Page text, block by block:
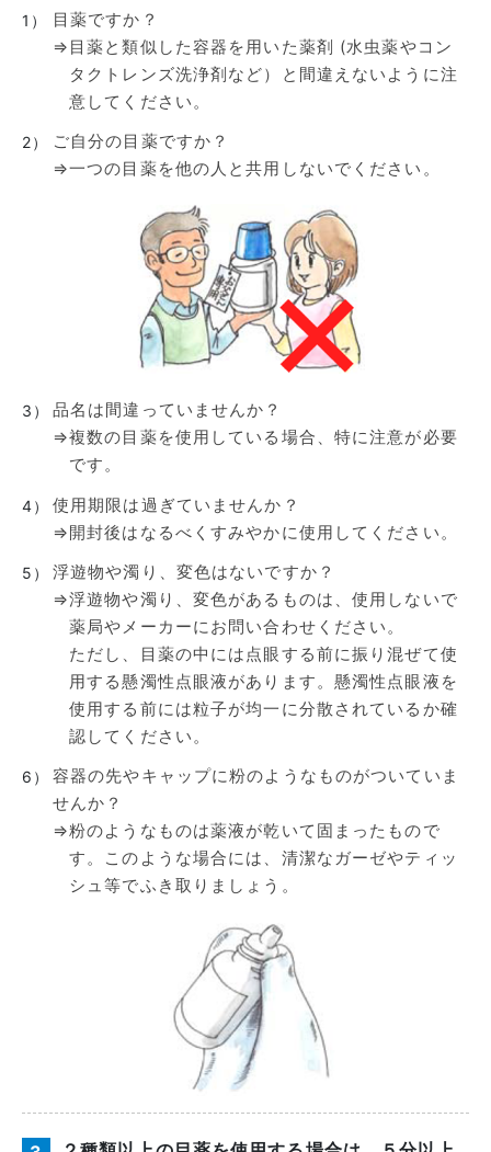
1）
目薬ですか？
⇒ 目薬と類似した容器を用いた薬剤 (水虫薬やコン
タクトレンズ洗浄剤など）と間違えないように注
意してください。
2）
ご自分の目薬ですか？
⇒一つの目薬を他の人と共用しないでください。
3）
品名は間違っていませんか？
⇒複数の目薬を使用している場合、特に注意が必要
です。
4）
使用期限は過ぎていませんか？
⇒開封後はなるべくすみやかに使用してください。
5）
浮遊物や濁り、変色はないですか？
⇒浮遊物や濁り、変色があるものは、使用しないで
薬局やメーカーにお問い合わせください。
ただし、目薬の中には点眼する前に振り混ぜて使
用する懸濁性点眼液があります。懸濁性点眼液を
使用する前には粒子が均一に分散されているか確
認してください。
6）
容器の先やキャップに粉のようなものがついていま
せんか？
⇒粉のようなものは薬液が乾いて固まったもので
す。このような場合には、清潔なガーゼやティッ
シュ等でふき取りましょう。